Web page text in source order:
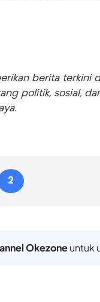
berita terkini
politik, sosial,
2
Okezoneuntuk